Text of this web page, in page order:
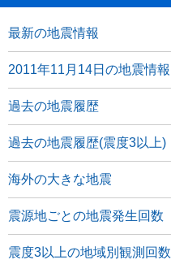
最新の地震情報
2011年11月14日の地震情報
過去の地震履歴
過去の地震履歴(震度3以上)
海外の大きな地震
震源地ごとの地震発生回数
震度3以上の地域別観測回数